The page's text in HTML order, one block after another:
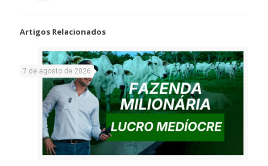
Artigos Relacionados
7 de agosto de 2026